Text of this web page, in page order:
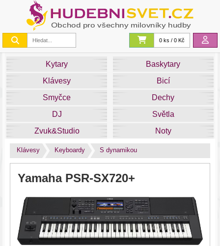
0 ks / 0 Kč
Kytary
Baskytary
Klávesy
Bicí
Smyčce
Dechy
DJ
Světla
Zvuk&Studio
Noty
Klávesy Keyboardy S dynamikou
Yamaha PSR-SX720+